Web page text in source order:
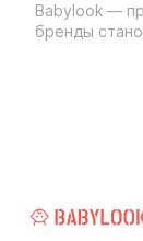
Babylook —
бренды